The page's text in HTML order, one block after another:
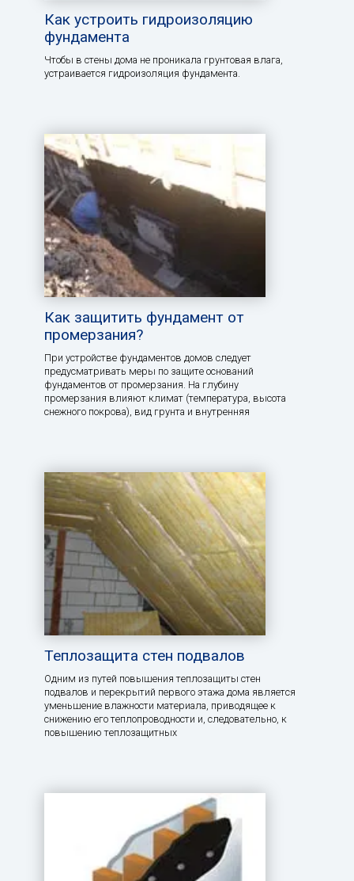
Как устроить гидроизоляцию
фундамента
Чтобы в стены дома не проникала грунтовая влага,
устраивается гидроизоляция фундамента.
Как защитить фундамент от
промерзания?
При устройстве фундаментов домов следует
предусматривать меры по защите оснований
фундаментов от промерзания. На глубину
промерзания влияют климат (температура, высота
снежного покрова), вид грунта и внутренняя
Теплозащита стен подвалов
Одним из путей повышения теплозащиты стен
подвалов и перекрытий первого этажа дома является
уменьшение влажности материала, приводящее к
снижению его теплопроводности и, следовательно, к
повышению теплозащитных